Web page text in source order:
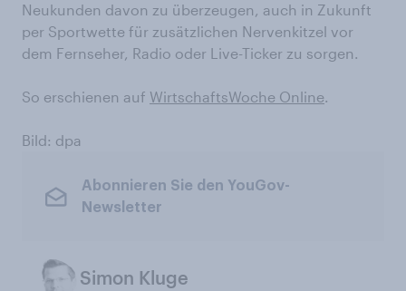
Neukunden davon zu überzeugen, auch in Zukunft
per Sportwette für zusätzlichen Nervenkitzel vor
dem Fernseher, Radio oder Live-Ticker zu sorgen.
So erschienen auf WirtschaftsWoche Online.
Bild: dpa
Abonnieren Sie den YouGov-
Newsletter
Simon Kluge